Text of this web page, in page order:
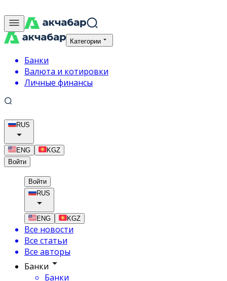
Категории
Банки
Валюта и котировки
Личные финансы
RUS
ENG
KGZ
Войти
Войти
RUS
ENG KGZ
Все новости
Все статьи
Все авторы
Банки
Банки